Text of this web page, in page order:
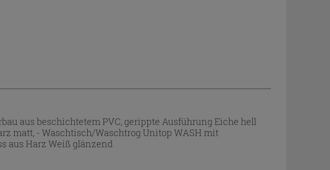
aus beschichtetem PVC, gerippte Ausführung Eiche hell
matt, - Waschtisch/Waschtrog Unitop WASH mit
aus Harz Weiß glänzend